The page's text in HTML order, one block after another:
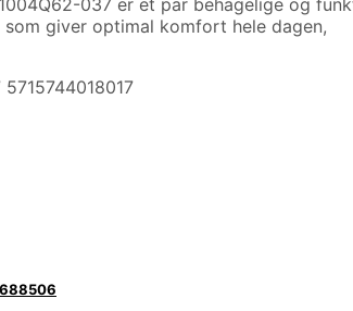
giver optimal komfort hele dagen,